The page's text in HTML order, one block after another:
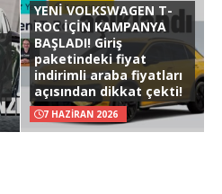
YENİ VOLKSWAGEN T-
ROC İÇİN KAMPANYA
BAŞLADI! Giriş
paketindeki fiyat
indirimli araba fiyatları
açısından dikkat çekti!
7 HAZIRAN 2026